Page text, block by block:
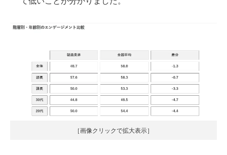
［画像クリックで拡大表示］